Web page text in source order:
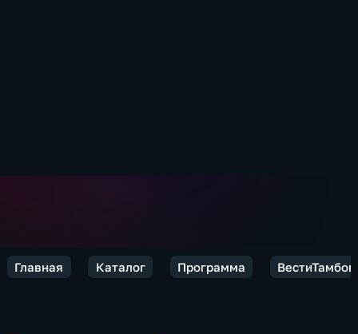
Главная Каталог Программа ВестиТамбов